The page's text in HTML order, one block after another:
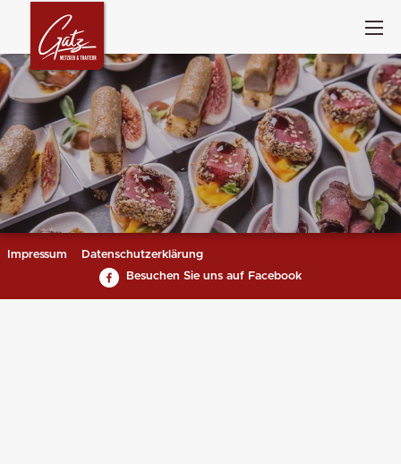
Impressum
Datenschutzerklärung
Besuchen Sie uns auf Facebook